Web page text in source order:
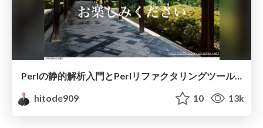
Perlの静的解析入門とPerlリファクタリングツールApp::PRTのご紹介
hitode909
10 13k